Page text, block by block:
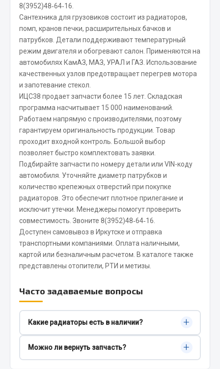
Запчасти SHAANXI (SHACMAN)
Система питания
Тормозная система
Колеса и шины
Система охлаждения
Кабина
Оперение кабины
Запчасти FAW
Подвеска
Двигатель
Система охлаждения
Сцепление
Ось передняя
Тормозная система
Весь раздел
8(3952)48‑64‑16
Сантехника для грузовиков состоит из радиаторов,
помп, кранов печки, расширительных бачков и
патрубков. Детали поддерживают температурный
режим двигателя и обогревают салон. Применяются на
автомобилях КамАЗ, МАЗ, УРАЛ и ГАЗ. Использование
качественных узлов предотвращает перегрев мотора
и запотевание стекол.
ИЦС38 продает запчасти более 15 лет. Складская
программа насчитывает 15 000 наименований.
Работаем напрямую с производителями, поэтому
гарантируем оригинальность продукции. Товар
проходит входной контроль. Большой выбор
позволяет быстро комплектовать заявки.
Подбирайте запчасти по номеру детали или VIN-коду
автомобиля. Уточняйте диаметр патрубков и
количество крепежных отверстий при покупке
радиаторов. Это обеспечит плотное прилегание и
исключит утечки. Менеджеры помогут проверить
совместимость. Звоните 8(3952)48‑64‑16.
Доступен самовывоз в Иркутске и отправка
транспортными компаниями. Оплата наличными,
картой или безналичным расчетом. В каталоге также
представлены отопители, РТИ и метизы
Часто задаваемые вопросы
Какие радиаторы есть в наличии? +
пластиковые радиаторы для грузовых
Можно ли вернуть запчасть? +